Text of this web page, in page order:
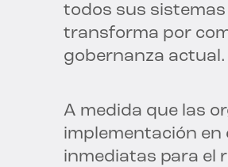
todos sus
transforma por
gobernanza actual.
A medida que las
implementación en
inmediatas para el